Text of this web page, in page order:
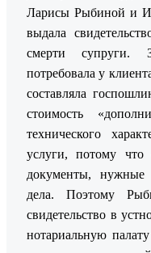
Ларисы Рыбиной и
выдала
смерти супруги.
потребовала у
составляла
стоимость
технического
услуги, потому что
документы, нужные
дела. Поэтому
свидетельство в
нотариальную